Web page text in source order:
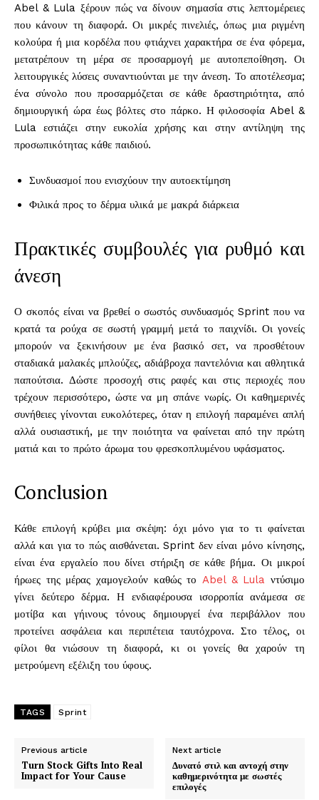
Abel & Lula ξέρουν πώς να δίνουν σημασία στις λεπτομέρειες
που κάνουν τη διαφορά. Οι μικρές πινελιές, όπως μια ριγμένη
κολούρα ή μια κορδέλα που φτιάχνει χαρακτήρα σε ένα φόρεμα,
μετατρέπουν τη μέρα σε προσαρμογή με αυτοπεποίθηση. Οι
λειτουργικές λύσεις συναντιούνται με την άνεση. Το αποτέλεσμα;
ένα σύνολο που προσαρμόζεται σε κάθε δραστηριότητα, από
δημιουργική ώρα έως βόλτες στο πάρκο. Η φιλοσοφία Abel &
Lula εστιάζει στην ευκολία χρήσης και στην αντίληψη της
προσωπικότητας κάθε παιδιού.
Συνδυασμοί που ενισχύουν την αυτοεκτίμηση
Φιλικά προς το δέρμα υλικά με μακρά διάρκεια
Πρακτικές συμβουλές για ρυθμό και
άνεση
Ο σκοπός είναι να βρεθεί ο σωστός συνδυασμός Sprint που να
κρατά τα ρούχα σε σωστή γραμμή μετά το παιχνίδι. Οι γονείς
μπορούν να ξεκινήσουν με ένα βασικό σετ, να προσθέτουν
σταδιακά μαλακές μπλούζες, αδιάβροχα παντελόνια και αθλητικά
παπούτσια. Δώστε προσοχή στις ραφές και στις περιοχές που
τρέχουν περισσότερο, ώστε να μη σπάνε νωρίς. Οι καθημερινές
συνήθειες γίνονται ευκολότερες, όταν η επιλογή παραμένει απλή
αλλά ουσιαστική, με την ποιότητα να φαίνεται από την πρώτη
ματιά και το πρώτο άρωμα του φρεσκοπλυμένου υφάσματος.
Conclusion
Κάθε επιλογή κρύβει μια σκέψη: όχι μόνο για το τι φαίνεται
αλλά και για το πώς αισθάνεται. Sprint δεν είναι μόνο κίνησης,
είναι ένα εργαλείο που δίνει στήριξη σε κάθε βήμα. Οι μικροί
ήρωες της μέρας χαμογελούν καθώς το Abel & Lula ντύσιμο
γίνει δεύτερο δέρμα. Η ενδιαφέρουσα ισορροπία ανάμεσα σε
μοτίβα και γήινους τόνους δημιουργεί ένα περιβάλλον που
προτείνει ασφάλεια και περιπέτεια ταυτόχρονα. Στο τέλος, οι
φίλοι θα νιώσουν τη διαφορά, κι οι γονείς θα χαρούν τη
μετρούμενη εξέλιξη του ύφους.
TAGS Sprint
Previous article
Turn Stock Gifts Into Real
Impact for Your Cause
Next article
Δυνατό στιλ και αντοχή στην
καθημερινότητα με σωστές
επιλογές